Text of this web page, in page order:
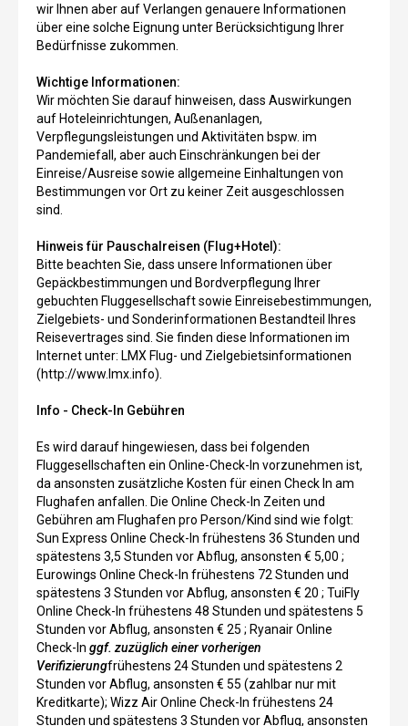
wir Ihnen aber auf Verlangen genauere Informationen
über eine solche Eignung unter Berücksichtigung Ihrer
Bedürfnisse zukommen.
Wichtige Informationen:
Wir möchten Sie darauf hinweisen, dass Auswirkungen
auf Hoteleinrichtungen, Außenanlagen,
Verpflegungsleistungen und Aktivitäten bspw. im
Pandemiefall, aber auch Einschränkungen bei der
Einreise/Ausreise sowie allgemeine Einhaltungen von
Bestimmungen vor Ort zu keiner Zeit ausgeschlossen
sind.
Hinweis für Pauschalreisen (Flug+Hotel):
Bitte beachten Sie, dass unsere Informationen über
Gepäckbestimmungen und Bordverpflegung Ihrer
gebuchten Fluggesellschaft sowie Einreisebestimmungen,
Zielgebiets- und Sonderinformationen Bestandteil Ihres
Reisevertrages sind. Sie finden diese Informationen im
Internet unter: LMX Flug- und Zielgebietsinformationen
(http://www.lmx.info).
Info - Check-In Gebühren
Es wird darauf hingewiesen, dass bei folgenden
Fluggesellschaften ein Online-Check-In vorzunehmen ist,
da ansonsten zusätzliche Kosten für einen Check In am
Flughafen anfallen. Die Online Check-In Zeiten und
Gebühren am Flughafen pro Person/Kind sind wie folgt:
Sun Express Online Check-In frühestens 36 Stunden und
spätestens 3,5 Stunden vor Abflug, ansonsten € 5,00 ;
Eurowings Online Check-In frühestens 72 Stunden und
spätestens 3 Stunden vor Abflug, ansonsten € 20 ; TuiFly
Online Check-In frühestens 48 Stunden und spätestens 5
Stunden vor Abflug, ansonsten € 25 ; Ryanair Online
Check-In ggf. zuzüglich einer vorherigen
Verifizierungfrühestens 24 Stunden und spätestens 2
Stunden vor Abflug, ansonsten € 55 (zahlbar nur mit
Kreditkarte); Wizz Air Online Check-In frühestens 24
Stunden und spätestens 3 Stunden vor Abflug, ansonsten